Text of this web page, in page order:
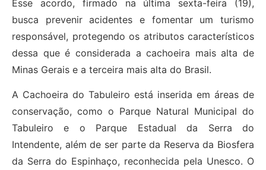
Esse acordo, firmado na última sexta-feira (19),
busca prevenir acidentes e fomentar um turismo
responsável, protegendo os atributos característicos
dessa que é considerada a cachoeira mais alta de
Minas Gerais e a terceira mais alta do Brasil.
A Cachoeira do Tabuleiro está inserida em áreas de
conservação, como o Parque Natural Municipal do
Tabuleiro e o Parque Estadual da Serra do
Intendente, além de ser parte da Reserva da Biosfera
da Serra do Espinhaço, reconhecida pela Unesco. O